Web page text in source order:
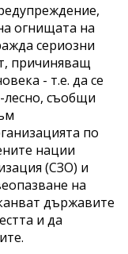
огнищата на
сериозни
причиняващ
- т.е. да се
лесно, съобщи
по
нации
(СЗО) и
на
държавите
и да